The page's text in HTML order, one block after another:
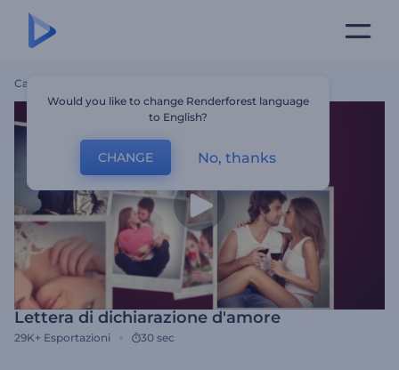
Casa
Lettera di dichiarazione d'amore
29K+ Esportazioni 30 sec
Would you like to change Renderforest language
to English?
CHANGE No, thanks